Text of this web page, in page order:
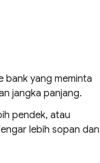
bank yang meminta
jangka panjang.
pendek, atau
lebih sopan dan